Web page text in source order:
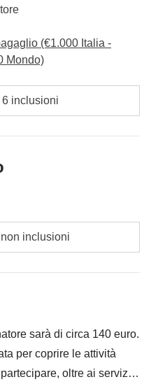
(condizioni
(€1.000 Italia -
Mondo)
6 inclusioni
indicato
nella sezione "Cosa
inclusioni
sarà di circa 140 euro.
per coprire le attività
oltre ai servizi